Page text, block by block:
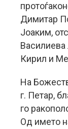
Димитар
Јоаким,
Василиева
Кирил и
На
г. Петар,
го
Од името